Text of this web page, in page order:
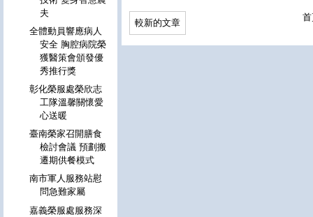
較新的文章
夫
全體動員響應病人
安全 胸腔病院榮
獲醫策會頒發優
秀推行獎
彰化榮服處榮欣志
工隊溫馨關懷愛
心送暖
臺南榮家召開膳食
檢討會議 預劃搬
遷期供餐模式
南市軍人服務站慰
問急難家屬
嘉義榮服處服務深